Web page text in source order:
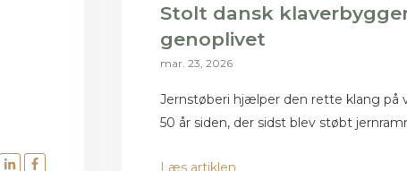
Stolt dansk
genoplivet
mar. 23, 2026
Jernstøberi hjælper den rette klang på
50 år siden, der sidst blev støbt
Læs artiklen